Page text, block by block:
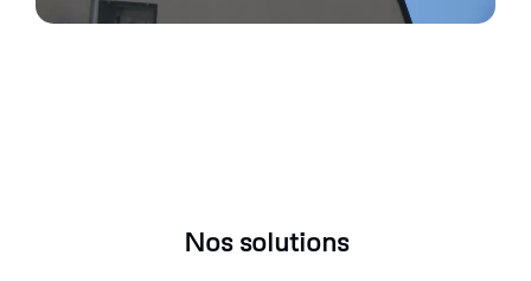
Nos solutions